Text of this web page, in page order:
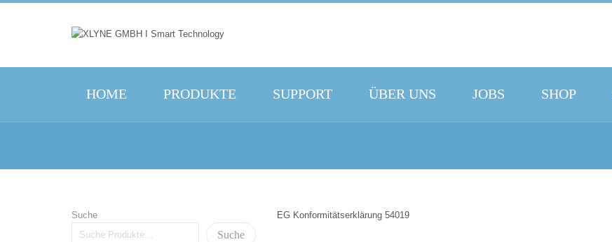
HOME PRODUKTE SUPPORT ÜBER UNS JOBS SHOP
Suche
Suche
EG Konformitätserklärung 54019